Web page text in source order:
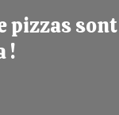
pizzas sont
!